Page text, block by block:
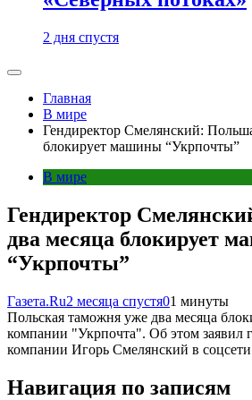
2 дня спустя
Главная
В мире
Гендиректор Смелянский:
блокирует машины “Укрпочты”
В мире
Гендиректор
два месяца блокирует
“Укрпочты”
Газета.Ru2 месяца спустя01 минуты
Польская таможня уже два месяца
компании "Укрпочта". Об этом заявил
компании Игорь Смелянский в соцсети
Навигация по записям